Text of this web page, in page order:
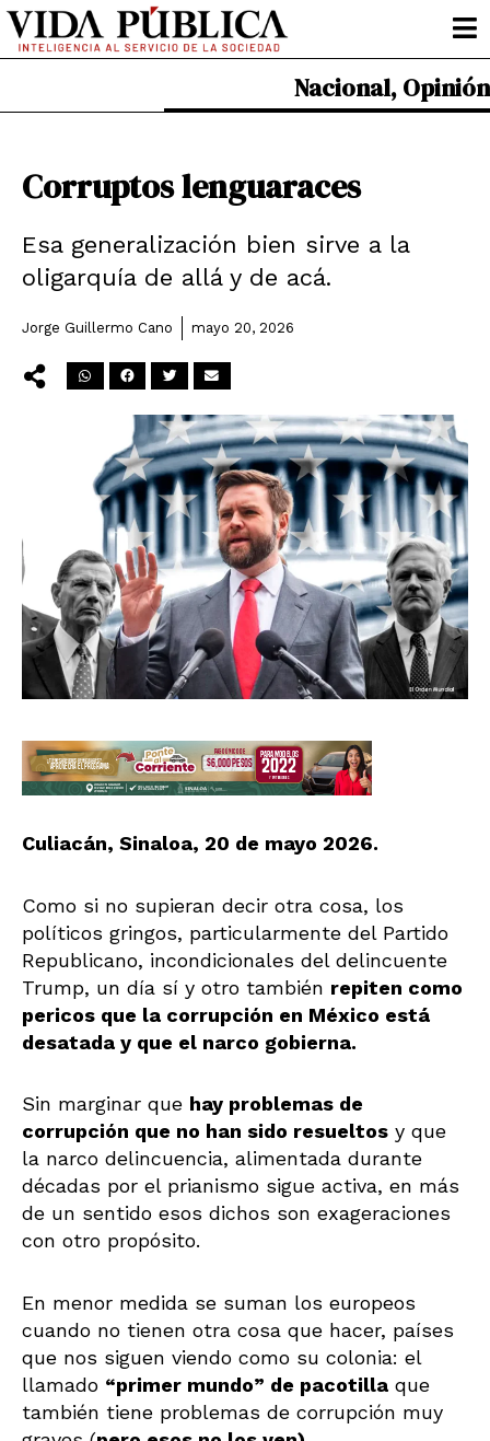
Ir
contenido
Nacional, Opinión
Corruptos lenguaraces
Esa generalización bien sirve a la
oligarquía de allá y de acá.
Jorge Guillermo Cano mayo 20, 2026
Culiacán, Sinaloa, 20 de mayo 2026.
Como si no supieran decir otra cosa, los
políticos gringos, particularmente del Partido
Republicano, incondicionales del delincuente
Trump, un día sí y otro también repiten como
pericos que la corrupción en México está
desatada y que el narco gobierna.
Sin marginar que hay problemas de
corrupción que no han sido resueltos y que
la narco delincuencia, alimentada durante
décadas por el prianismo sigue activa, en más
de un sentido esos dichos son exageraciones
con otro propósito.
En menor medida se suman los europeos
cuando no tienen otra cosa que hacer, países
que nos siguen viendo como su colonia: el
llamado “primer mundo” de pacotilla que
también tiene problemas de corrupción muy